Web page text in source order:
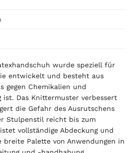
wurde speziell für
entwickelt und besteht aus
gegen Chemikalien und
ist. Das Knittermuster verbessert
die Gefahr des Ausrutschens
Stulpenstil reicht bis zum
vollständige Abdeckung und
Palette von Anwendungen in